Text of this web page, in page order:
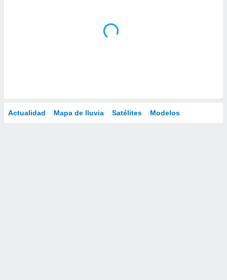
Actualidad Mapa de lluvia Satélites Modelos